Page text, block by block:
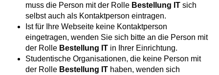
muss die Person mit der Rolle Bestellung IT sich
selbst auch als Kontaktperson eintragen.
Ist für Ihre Webseite keine Kontaktperson
eingetragen, wenden Sie sich bitte an die Person mit
der Rolle Bestellung IT in Ihrer Einrichtung.
Studentische Organisationen, die keine Person mit
der Rolle Bestellung IT haben, wenden sich